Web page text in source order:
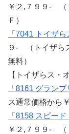
￥２,７９９- （
Ｆ）
「7041 トイザ
９- （トイザら
無料）
【トイザらス・
「8161 グランプ
ス通常価格から
「8158 スピー
￥２,７９９- （